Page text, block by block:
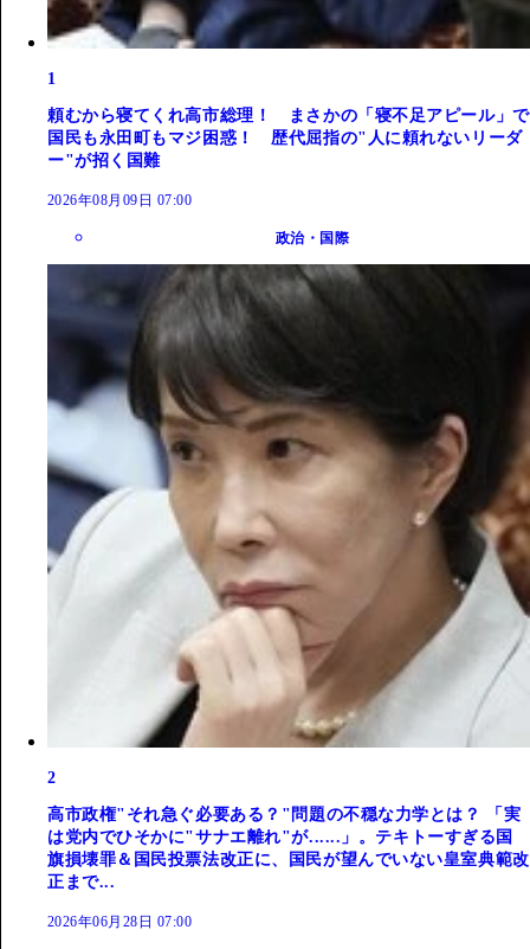
1
頼むから寝てくれ高市総理！ まさかの「寝不足アピール」で
国民も永田町もマジ困惑！ 歴代屈指の"人に頼れないリーダ
ー"が招く国難
2026年08月09日 07:00
政治・国際
2
高市政権"それ急ぐ必要ある？"問題の不穏な力学とは？ 「実
は党内でひそかに"サナエ離れ"が......」。テキトーすぎる国
旗損壊罪＆国民投票法改正に、国民が望んでいない皇室典範改
正まで...
2026年06月28日 07:00